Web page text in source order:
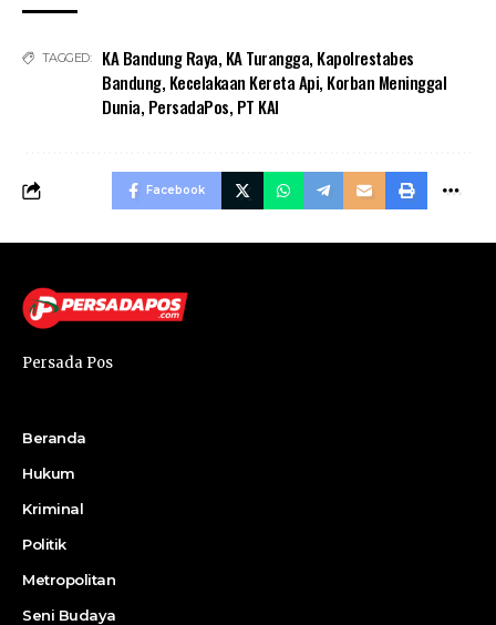
TAGGED: KA Bandung Raya, KA Turangga, Kapolrestabes
Bandung, Kecelakaan Kereta Api, Korban Meninggal
Dunia, PersadaPos, PT KAI
Facebook
Persada Pos
Beranda
Hukum
Kriminal
Politik
Metropolitan
Seni Budaya